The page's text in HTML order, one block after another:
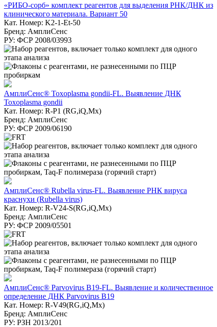
«РИБО-сорб» комплект реагентов для выделения РНК/ДНК из
клинического материала. Вариант 50
Кат. Номер: K2-1-Et-50
Бренд: АмплиСенс
РУ: ФСР 2008/03993
АмплиСенс® Toxoplasma gondii-FL. Выявление ДНК
Toxoplasma gondii
Кат. Номер: R-P1 (RG,iQ,Mx)
Бренд: АмплиСенс
РУ: ФСР 2009/06190
АмплиСенс® Rubella virus-FL. Выявление РНК вируса
краснухи (Rubella virus)
Кат. Номер: R-V24-S(RG,iQ,Mx)
Бренд: АмплиСенс
РУ: ФСР 2009/05501
АмплиСенс® Parvovirus B19-FL. Выявление и количественное
определение ДНК Parvovirus B19
Кат. Номер: R-V49(RG,iQ,Mx)
Бренд: АмплиСенс
РУ: РЗН 2013/201